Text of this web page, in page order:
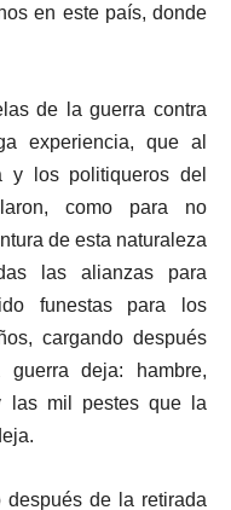
en este país, donde
de la guerra contra
experiencia, que al
y los politiqueros del
como para no
de esta naturaleza
las alianzas para
funestas para los
cargando después
deja: hambre,
las mil pestes que la
de la retirada